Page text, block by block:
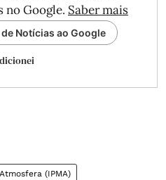
no Google. Saber mais
Notícias ao Google
(IPMA)